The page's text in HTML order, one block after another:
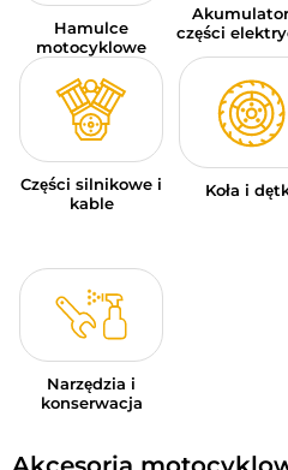
PORADY
SKONTAKTUJ SIĘ Z
Hamulce
motocyklowe
części
Części silnikowe i
kable
Koła i
Narzędzia i
konserwacja